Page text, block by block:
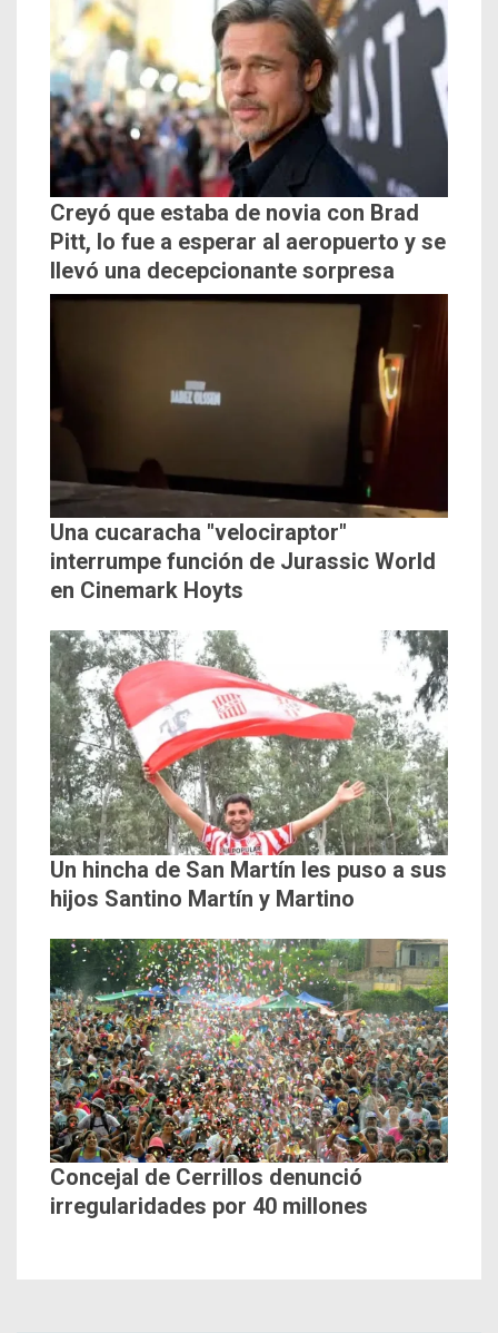
Creyó que estaba de novia con Brad
Pitt, lo fue a esperar al aeropuerto y se
llevó una decepcionante sorpresa
Una cucaracha "velociraptor"
interrumpe función de Jurassic World
en Cinemark Hoyts
Un hincha de San Martín les puso a sus
hijos Santino Martín y Martino
Concejal de Cerrillos denunció
irregularidades por 40 millones